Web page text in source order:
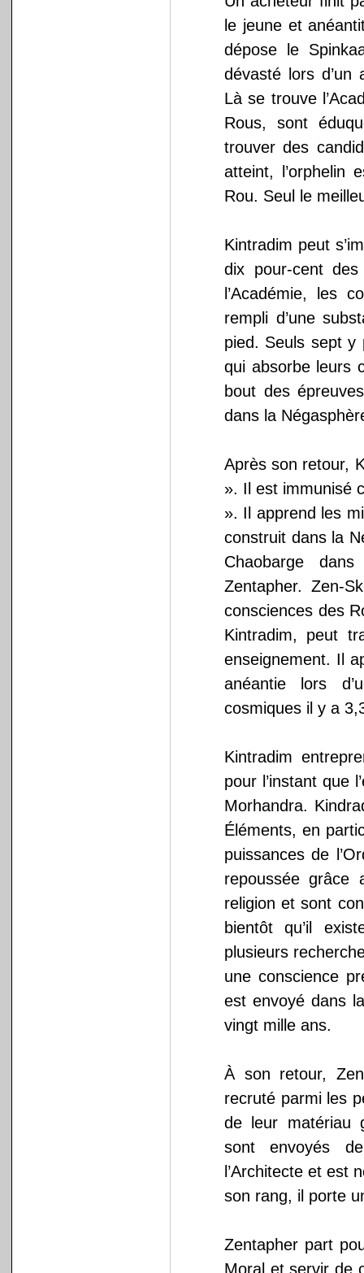
le jeune et
dépose le
dévasté lors d’un
Là se trouve
Rous, sont
trouver des
atteint, l’orphelin
Rou. Seul le
Kintradim peut
dix pour-cent
l’Académie, les
rempli d’une
pied. Seuls sept y
qui absorbe leurs
bout des
dans la
Après son retour,
». Il est immunisé
». Il apprend les
construit dans la
Chaobarge
Zentapher. Zen-
consciences des
Kintradim, peut
enseignement. Il
anéantie lors
cosmiques il y a
Kintradim
pour l’instant que
Morhandra.
Éléments, en
puissances de
repoussée
religion et sont
bientôt qu’il
plusieurs
une conscience
est envoyé dans
vingt mille ans.
À son retour,
recruté parmi les
de leur matériau
sont envoyés
l’Architecte et est
son rang, il porte
Zentapher part
Moral et servir de